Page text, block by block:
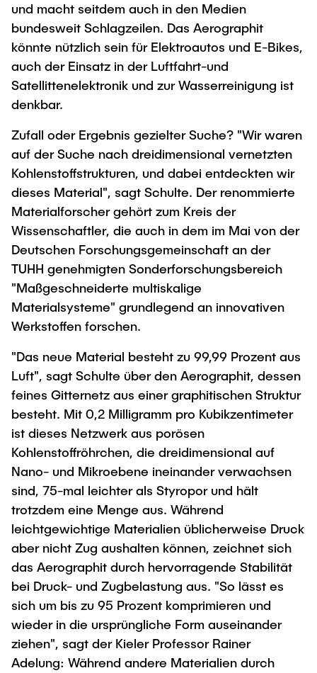
Institutes
Overview
und macht seitdem auch in den Medien
bundesweit Schlagzeilen. Das Aerographit
könnte nützlich sein für Elektroautos und E-Bikes,
auch der Einsatz in der Luftfahrt-und
Satellittenelektronik und zur Wasserreinigung ist
denkbar.
Zufall oder Ergebnis gezielter Suche? "Wir waren
auf der Suche nach dreidimensional vernetzten
Kohlenstoffstrukturen, und dabei entdeckten wir
dieses Material", sagt Schulte. Der renommierte
Materialforscher gehört zum Kreis der
Wissenschaftler, die auch in dem im Mai von der
Deutschen Forschungsgemeinschaft an der
TUHH genehmigten Sonderforschungsbereich
"Maßgeschneiderte multiskalige
Materialsysteme" grundlegend an innovativen
Werkstoffen forschen.
"Das neue Material besteht zu 99,99 Prozent aus
Luft", sagt Schulte über den Aerographit, dessen
feines Gitternetz aus einer graphitischen Struktur
besteht. Mit 0,2 Milligramm pro Kubikzentimeter
ist dieses Netzwerk aus porösen
Kohlenstoffröhrchen, die dreidimensional auf
Nano- und Mikroebene ineinander verwachsen
sind, 75-mal leichter als Styropor und hält
trotzdem eine Menge aus. Während
leichtgewichtige Materialien üblicherweise Druck
aber nicht Zug aushalten können, zeichnet sich
das Aerographit durch hervorragende Stabilität
bei Druck- und Zugbelastung aus. "So lässt es
sich um bis zu 95 Prozent komprimieren und
wieder in die ursprüngliche Form auseinander
ziehen", sagt der Kieler Professor Rainer
Adelung: Während andere Materialien durch